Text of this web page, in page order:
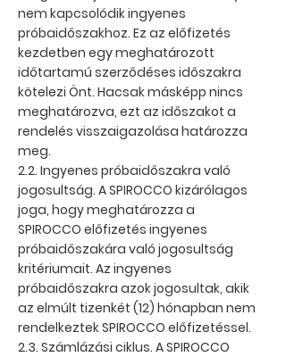
nem kapcsolódik ingyenes
próbaidőszakhoz. Ez az előfizetés
kezdetben egy meghatározott
időtartamú szerződéses időszakra
kötelezi Önt. Hacsak másképp nincs
meghatározva, ezt az időszakot a
rendelés visszaigazolása határozza
meg.
2.2. Ingyenes próbaidőszakra való
jogosultság. A SPIROCCO kizárólagos
joga, hogy meghatározza a
SPIROCCO előfizetés ingyenes
próbaidőszakára való jogosultság
kritériumait. Az ingyenes
próbaidőszakra azok jogosultak, akik
az elmúlt tizenkét (12) hónapban nem
rendelkeztek SPIROCCO előfizetéssel.
2.3. Számlázási ciklus. A SPIROCCO